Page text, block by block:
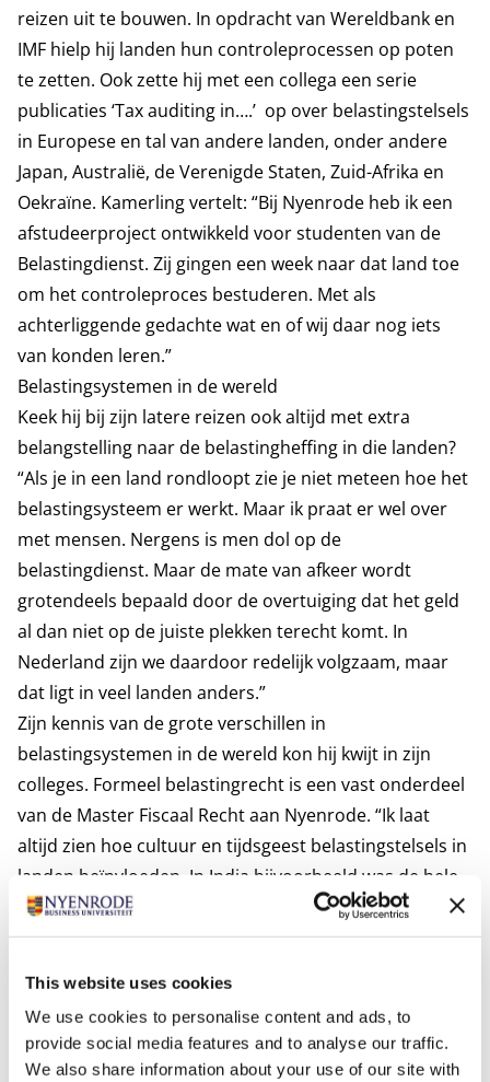
This website uses cookies
We use cookies to personalise content and ads, to
provide social media features and to analyse our traffic.
We also share information about your use of our site with
reizen uit te bouwen. In opdracht van Wereldbank en
IMF hielp hij landen hun controleprocessen op poten
te zetten. Ook zette hij met een collega een serie
publicaties ‘Tax auditing in….’ op over belastingstelsels
in Europese en tal van andere landen, onder andere
Japan, Australië, de Verenigde Staten, Zuid-Afrika en
Oekraïne. Kamerling vertelt: “Bij Nyenrode heb ik een
afstudeerproject ontwikkeld voor studenten van de
Belastingdienst. Zij gingen een week naar dat land toe
om het controleproces bestuderen. Met als
achterliggende gedachte wat en of wij daar nog iets
van konden leren.”
Belastingsystemen in de wereld
Keek hij bij zijn latere reizen ook altijd met extra
belangstelling naar de belastingheffing in die landen?
“Als je in een land rondloopt zie je niet meteen hoe het
belastingsysteem er werkt. Maar ik praat er wel over
met mensen. Nergens is men dol op de
belastingdienst. Maar de mate van afkeer wordt
grotendeels bepaald door de overtuiging dat het geld
al dan niet op de juiste plekken terecht komt. In
Nederland zijn we daardoor redelijk volgzaam, maar
dat ligt in veel landen anders.”
Zijn kennis van de grote verschillen in
belastingsystemen in de wereld kon hij kwijt in zijn
colleges. Formeel belastingrecht is een vast onderdeel
van de Master Fiscaal Recht aan Nyenrode. “Ik laat
altijd zien hoe cultuur en tijdsgeest belastingstelsels in
landen beïnvloeden. In India bijvoorbeeld was de hele
agrarische sector onbelast. Al die miljoenen kleine
boeren hoefden geen belasting te betalen. Zo heeft elk
meer culturen geconfronteerd dan zeg veertig jaar
geleden. Daar besteedt de Belastingdienst nu ook veel